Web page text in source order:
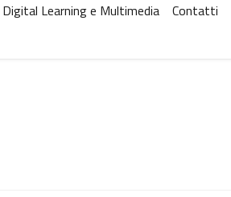
Learning e Multimedia Contatti